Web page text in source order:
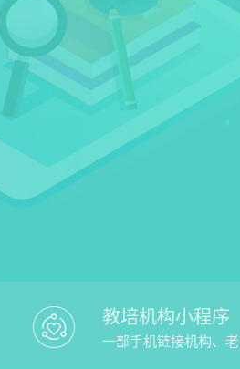
教培机构小程序
一部手机链接机构、